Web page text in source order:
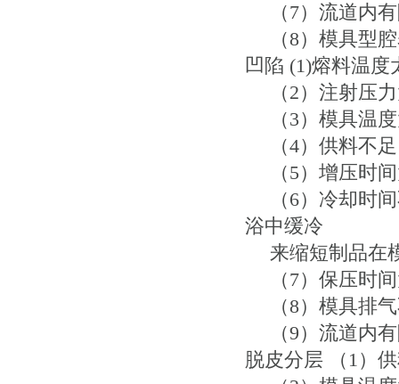
（7）流道内有
（8）模具型腔
凹陷 (1)熔料温
（2）注射压力
（3）模具温度
（4）供料不足
（5）增压时间
（6）冷却时间
浴中缓冷
来缩短制品在
（7）保压时间
（8）模具排气
（9）流道内有
脱皮分层 （1）